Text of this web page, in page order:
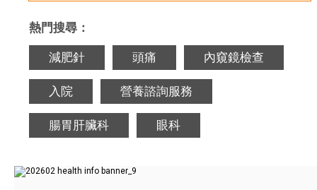
熱門搜尋：
減肥針 頭痛 內窺鏡檢查
入院 營養諮詢服務
腸胃肝臟科 眼科